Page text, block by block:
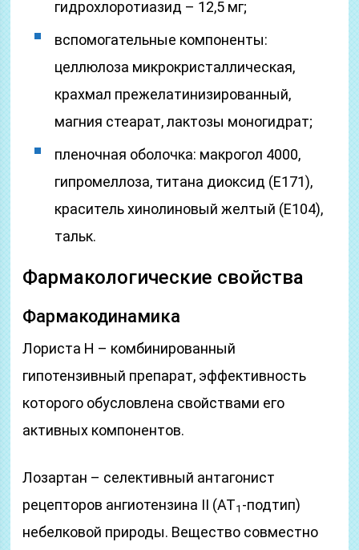
гидрохлоротиазид – 12,5 мг;
вспомогательные компоненты:
целлюлоза микрокристаллическая,
крахмал прежелатинизированный,
магния стеарат, лактозы моногидрат;
пленочная оболочка: макрогол 4000,
гипромеллоза, титана диоксид (Е171),
краситель хинолиновый желтый (Е104),
тальк.
Фармакологические свойства
Фармакодинамика
Лориста Н – комбинированный
гипотензивный препарат, эффективность
которого обусловлена свойствами его
активных компонентов.
Лозартан – селективный антагонист
рецепторов ангиотензина II (АТ1 -подтип)
небелковой природы. Вещество совместно